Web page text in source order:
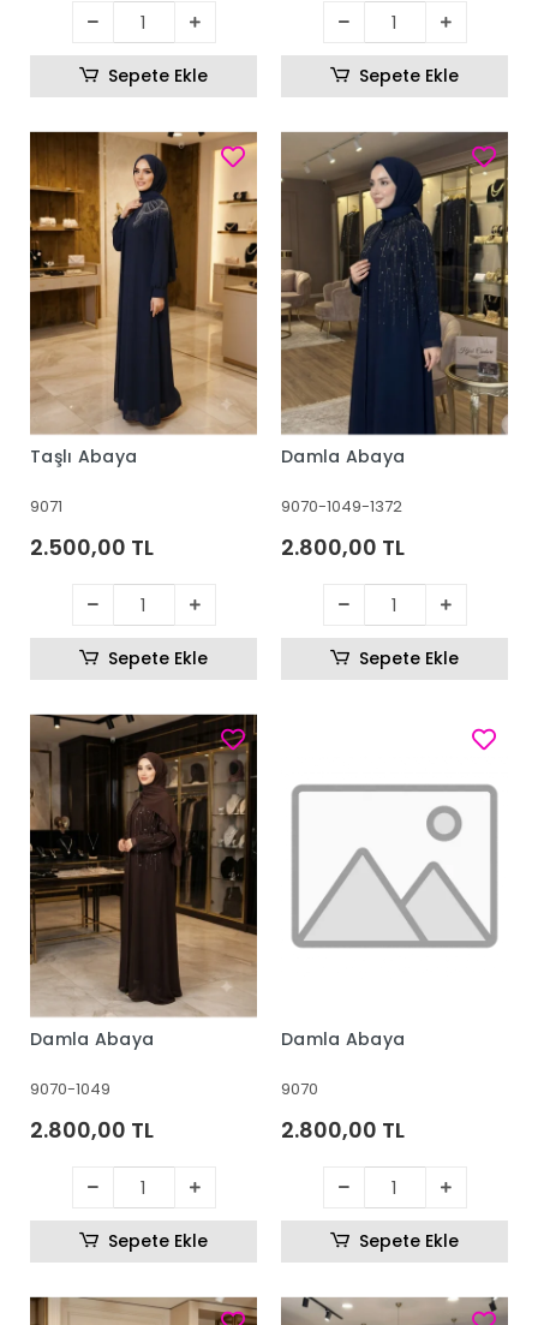
Sepete Ekle Sepete Ekle
Taşlı Abaya
9071
2.500,00 TL
Sepete Ekle
Damla Abaya
9070-1049-1372
2.800,00 TL
Sepete Ekle
Damla Abaya
9070-1049
2.800,00 TL
Sepete Ekle
Damla Abaya
9070
2.800,00 TL
Sepete Ekle